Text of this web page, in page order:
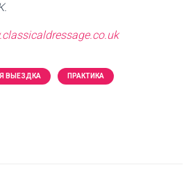
ВЫЕЗДКА ПРАКТИКА